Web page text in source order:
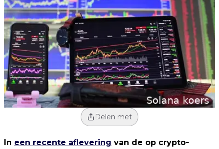
Delen met
In een recente aflevering van de op crypto-